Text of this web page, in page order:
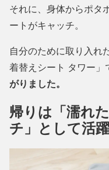
それに、身体からポタ
ートがキャッチ。
自分のために取り入れ
着替えシート タワー」
がりました。
帰りは「濡れ
チ」として活躍